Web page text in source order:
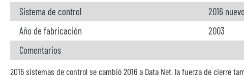
Sistema de control
2016
Año de fabricación
2003
Comentarios
2016 sistemas de control se cambió 2016 a Data Net, la fuerza de cierre